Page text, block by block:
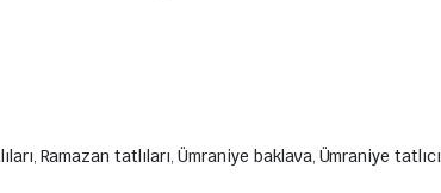
, Ramazan tatlıları, Ümraniye baklava, Ümraniye tatlıcı